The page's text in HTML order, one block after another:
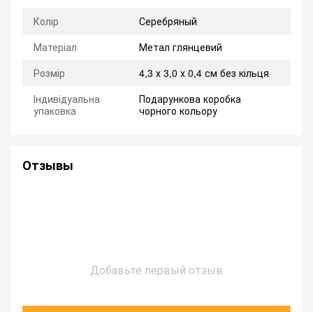
Колір
Серебряный
Матеріал
Метал глянцевий
Розмір
4,3 х 3,0 х 0,4 см без кільця
Індивідуальна
упаковка
Подарункова коробка
чорного кольору
Отзывы
Добавьте первый отзыв